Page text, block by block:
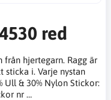
red
hjertegarn. Ragg är
i. Varje nystan
Ull & 30% Nylon Stickor:
nr …